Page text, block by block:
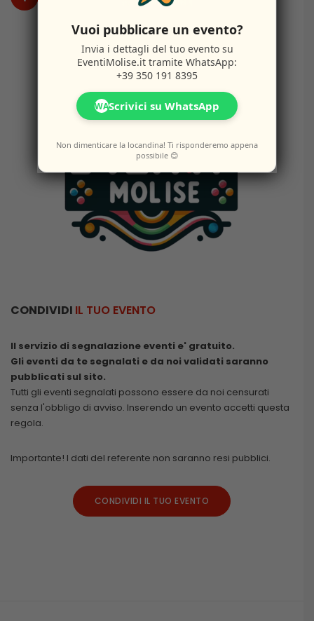
CONDIVIDI IL TUO EVENTO
Il servizio di segnalazione eventi e' gratuito.
Gli eventi da te segnalati e da noi validati saranno
pubblicati sul sito.
Tutti gli eventi segnalati possono essere da noi censurati
senza l'obbligo di avviso. Inserendo un evento accetti questa
regola.
Importante! I dati del referente non saranno resi pubblici.
CONDIVIDI IL TUO EVENTO
Vuoi pubblicare un evento?
Invia i dettagli del tuo evento su
EventiMolise.it tramite WhatsApp:
+39 350 191 8395
WAScrivici su WhatsApp
Non dimenticare la locandina! Ti risponderemo appena
possibile 😊